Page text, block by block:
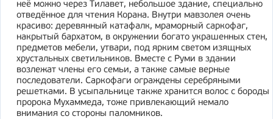
неё можно через Тилавет, небольшое здание, специально
отведённое для чтения Корана. Внутри мавзолея очень
красиво: деревянный катафалк, мраморный саркофаг,
накрытый бархатом, в окружении богато украшенных стен,
предметов мебели, утвари, под ярким светом изящных
хрустальных светильников. Вместе с Руми в здании
возлежат члены его семьи, а также самые верные
последователи. Саркофаги ограждены серебряными
решетками. В усыпальнице также хранится волос с бороды
пророка Мухаммеда, тоже привлекающий немало
внимания со стороны паломников.